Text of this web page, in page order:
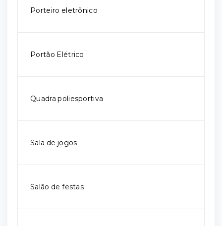
Porteiro eletrônico
Portão Elétrico
Quadra poliesportiva
Sala de jogos
Salão de festas